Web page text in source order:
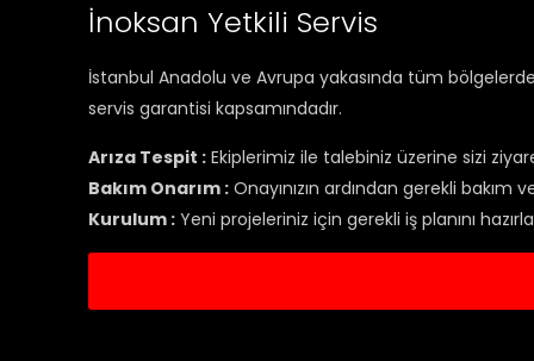
İnoksan Yetkili Servis
İstanbul Anadolu ve Avrupa yakasında tüm
servis garantisi kapsamındadır.
Arıza Tespit : Ekiplerimiz ile talebiniz üzerine sizi
Bakım Onarım : Onayınızın ardından gerekli
Kurulum : Yeni projeleriniz için gerekli iş planını